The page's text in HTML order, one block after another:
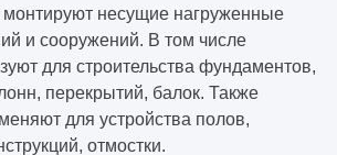
монтируют несущие нагруженные
и сооружений. В том числе
для строительства фундаментов,
перекрытий, балок. Также
для устройства полов,
отмостки.